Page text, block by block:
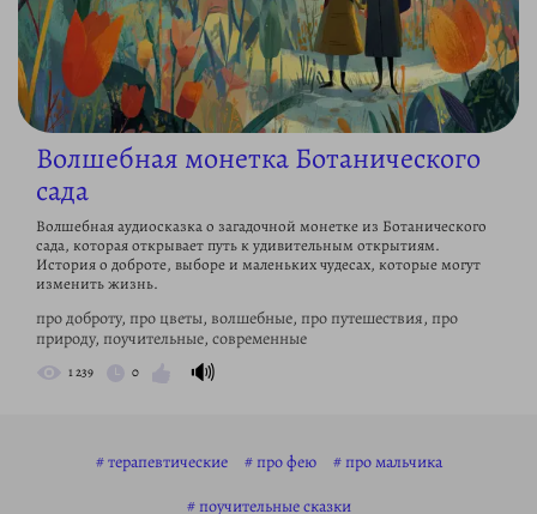
Волшебная монетка Ботанического
сада
Волшебная аудиосказка о загадочной монетке из Ботанического
сада, которая открывает путь к удивительным открытиям.
История о доброте, выборе и маленьких чудесах, которые могут
изменить жизнь.
про доброту, про цветы, волшебные, про путешествия, про
природу, поучительные, современные
1 239 0 🔊
терапевтические про фею
про мальчика
поучительные сказки